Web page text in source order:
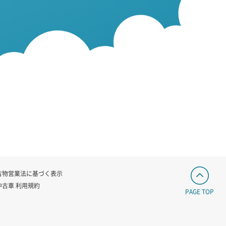
物営業法に基づく表示
古車 利用規約
PAGE TOP